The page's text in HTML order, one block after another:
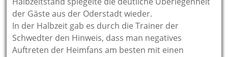
der Gäste aus der Oderstadt wieder.
In der Halbzeit gab es durch die Trainer der
Schwedter den Hinweis, dass man negatives
Auftreten der Heimfans am besten mit einen